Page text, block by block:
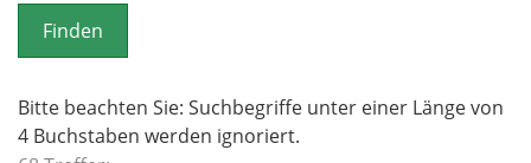
o
n
Bitte beachten Sie: Suchbegriffe unter einer Länge von
4 Buchstaben werden ignoriert.